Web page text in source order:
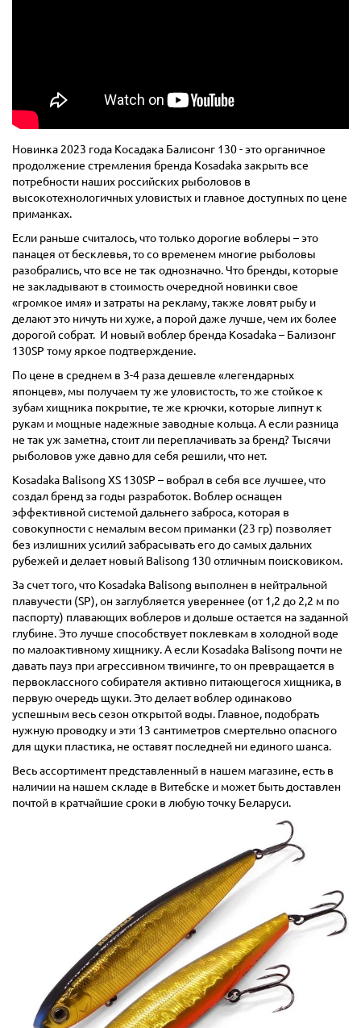
Новинка 2023 года Косадака Балисонг 130 - это органичное
продолжение стремления бренда Kosadaka закрыть все
потребности наших российских рыболовов в
высокотехнологичных уловистых и главное доступных по цене
приманках.
Если раньше считалось, что только дорогие воблеры – это
панацея от бесклевья, то со временем многие рыболовы
разобрались, что все не так однозначно. Что бренды, которые
не закладывают в стоимость очередной новинки свое
«громкое имя» и затраты на рекламу, также ловят рыбу и
делают это ничуть ни хуже, а порой даже лучше, чем их более
дорогой собрат. И новый воблер бренда Kosadaka – Бализонг
130SP тому яркое подтверждение.
По цене в среднем в 3-4 раза дешевле «легендарных
японцев», мы получаем ту же уловистость, то же стойкое к
зубам хищника покрытие, те же крючки, которые липнут к
рукам и мощные надежные заводные кольца. А если разница
не так уж заметна, стоит ли переплачивать за бренд? Тысячи
рыболовов уже давно для себя решили, что нет.
Kosadaka Balisong XS 130SP – вобрал в себя все лучшее, что
создал бренд за годы разработок. Воблер оснащен
эффективной системой дальнего заброса, которая в
совокупности с немалым весом приманки (23 гр) позволяет
без излишних усилий забрасывать его до самых дальних
рубежей и делает новый Balisong 130 отличным поисковиком.
За счет того, что Kosadaka Balisong выполнен в нейтральной
плавучести (SP), он заглубляется увереннее (от 1,2 до 2,2 м по
паспорту) плавающих воблеров и дольше остается на заданной
глубине. Это лучше способствует поклевкам в холодной воде
по малоактивному хищнику. А если Kosadaka Balisong почти не
давать пауз при агрессивном твичинге, то он превращается в
первоклассного собирателя активно питающегося хищника, в
первую очередь щуки. Это делает воблер одинаково
успешным весь сезон открытой воды. Главное, подобрать
нужную проводку и эти 13 сантиметров смертельно опасного
для щуки пластика, не оставят последней ни единого шанса.
Весь ассортимент представленный в нашем магазине, есть в
наличии на нашем складе в Витебске и может быть доставлен
почтой в кратчайшие сроки в любую точку Беларуси.